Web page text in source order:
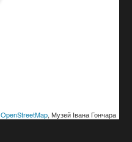
OpenStreetMap, Музей Івана Гончара